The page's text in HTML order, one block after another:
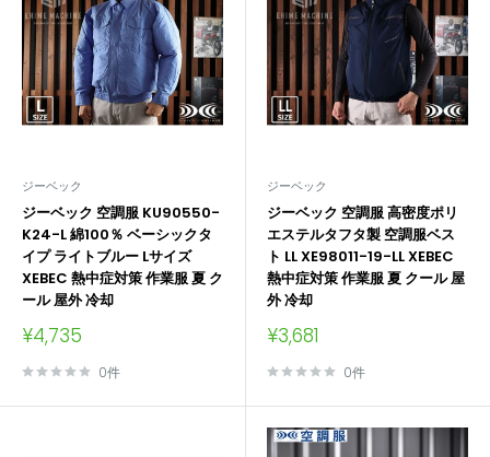
ジーベック
ジーベック 空調服 KU90550-
K24-L 綿100％ ベーシックタ
イプ ライトブルー Lサイズ
XEBEC 熱中症対策 作業服 夏 ク
ール 屋外 冷却
販
価
¥4,735
0件
ジーベック
ジーベック 空調服 高密度ポリ
エステルタフタ製 空調服ベス
ト LL XE98011-19-LL XEBEC
熱中症対策 作業服 夏 クール 屋
外 冷却
販
価
¥3,681
0件